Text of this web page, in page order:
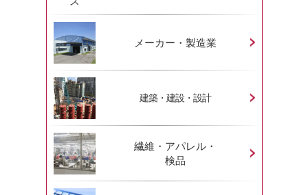
メーカー・製造業
建築・建設・設計
繊維・アパレル・
検品